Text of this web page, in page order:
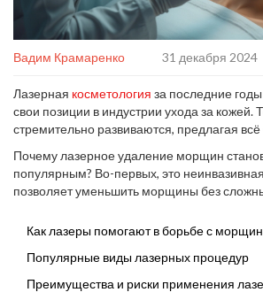
Вадим Крамаренко 31 декабря 2024
Лазерная косметология за последние
свои позиции в индустрии ухода за кожей.
стремительно развиваются, предлагая
хотел бы сохранить молодость и свежесть
дольше, и часто именно лазеры
палочкой-выручалочкой, которая
Почему лазерное удаление морщин
популярным? Во-первых, это
позволяет уменьшить морщины без
естественные процессы регенерации кожи.
тем, как решиться на процедуру. В этой
рассмотрим, как работают лазеры, какие
Как лазеры помогают в борьбе с
Популярные виды лазерных процедур
Преимущества и риски применения